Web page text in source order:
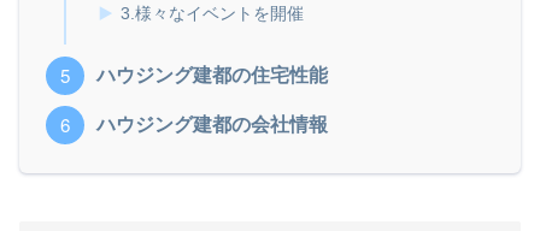
3.様々なイベントを開催
ハウジング建都の住宅性能
ハウジング建都の会社情報